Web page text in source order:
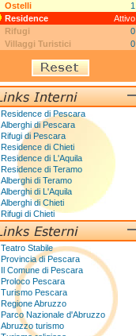
Ostelli
1
Residence
Attivo
Rifugi
0
Villaggi Turistici
0
Residence di Pescara
Alberghi di Pescara
Rifugi di Pescara
Residence di Chieti
Residence di L'Aquila
Residence di Teramo
Alberghi di Teramo
Alberghi di L'Aquila
Alberghi di Chieti
Rifugi di Chieti
Teatro Stabile
Provincia di Pescara
Il Comune di Pescara
Proloco Pescara
Turismo Pescara
Regione Abruzzo
Parco Nazionale d'Abruzzo
Abruzzo turismo